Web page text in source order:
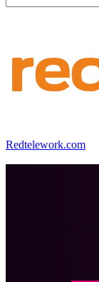
Redtelework.com